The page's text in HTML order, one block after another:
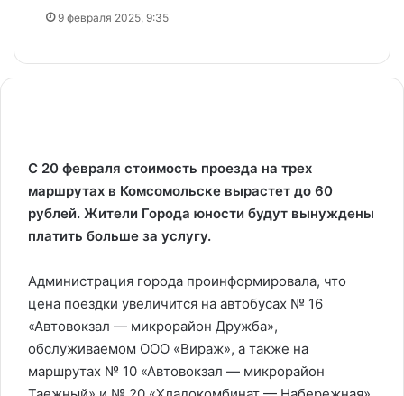
9 февраля 2025, 9:35
С 20 февраля стоимость проезда на трех
маршрутах в Комсомольске вырастет до 60
рублей. Жители Города юности будут вынуждены
платить больше за услугу.
Администрация города проинформировала, что
цена поездки увеличится на автобусах № 16
«Автовокзал — микрорайон Дружба»,
обслуживаемом ООО «Вираж», а также на
маршрутах № 10 «Автовокзал — микрорайон